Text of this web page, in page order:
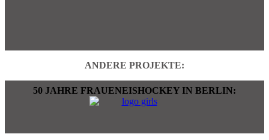
ANDERE PROJEKTE:
50 JAHRE FRAUENEISHOCKEY IN BERLIN: